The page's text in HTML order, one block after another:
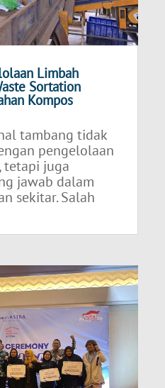
Limbah
Sortation
Kompos
tambang tidak
pengelolaan
tetapi juga
jawab dalam
sekitar. Salah